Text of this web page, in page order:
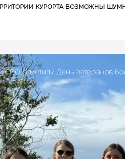
КУРОРТА ВОЗМОЖНЫ
Отель 3*
Комплекс шале
СВО отметили День ветеранов